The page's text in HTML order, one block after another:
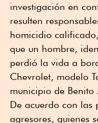
investigación en
resulten
homicidio
que un hombre,
perdió la vida a
Chevrolet, modelo
municipio de Benito
De acuerdo con las
agresores, quienes